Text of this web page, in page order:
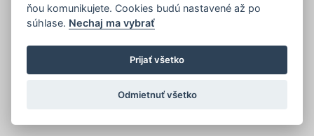
ňou komunikujete. Cookies budú nastavené až po
súhlase. Nechaj ma vybrať
Prijať všetko
Odmietnuť všetko